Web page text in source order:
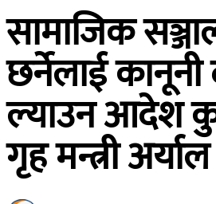
सामाजिक
छर्नेलाई कानूनी
ल्याउन आदेश
गृह मन्त्री अर्याल